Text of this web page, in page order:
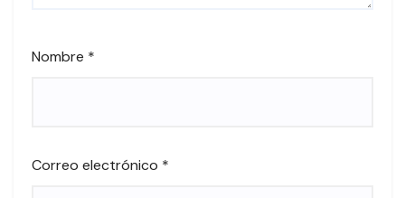
Nombre *
Correo electrónico *